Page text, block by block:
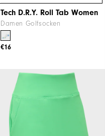
Tech D.R.Y. Roll Tab Women
Damen Golfsocken
€16